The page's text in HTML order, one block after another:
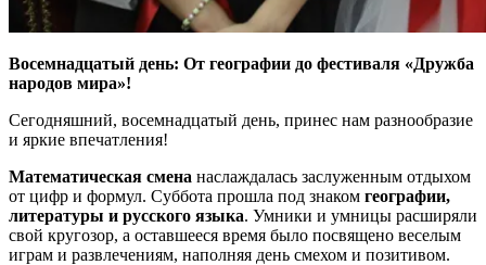
Восемнадцатый день: От географии до фестиваля «Дружба
народов мира»!
Сегодняшний, восемнадцатый день, принес нам разнообразие
и яркие впечатления!
Математическая смена наслаждалась заслуженным отдыхом
от цифр и формул. Суббота прошла под знаком географии,
литературы и русского языка. Умники и умницы расширяли
свой кругозор, а оставшееся время было посвящено веселым
играм и развлечениям, наполняя день смехом и позитивом.